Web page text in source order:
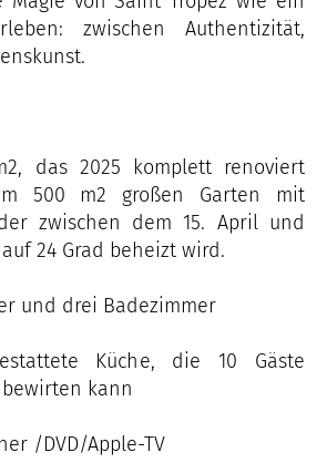
zwischen Authentizität,
das 2025 komplett renoviert
500 m2 großen Garten mit
zwischen dem 15. April und
24 Grad beheizt wird.
und drei Badezimmer
Küche, die 10 Gäste
kann
/DVD/Apple-TV